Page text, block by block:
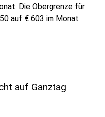
Die Obergrenze für
auf € 603 im Monat
auf Ganztag